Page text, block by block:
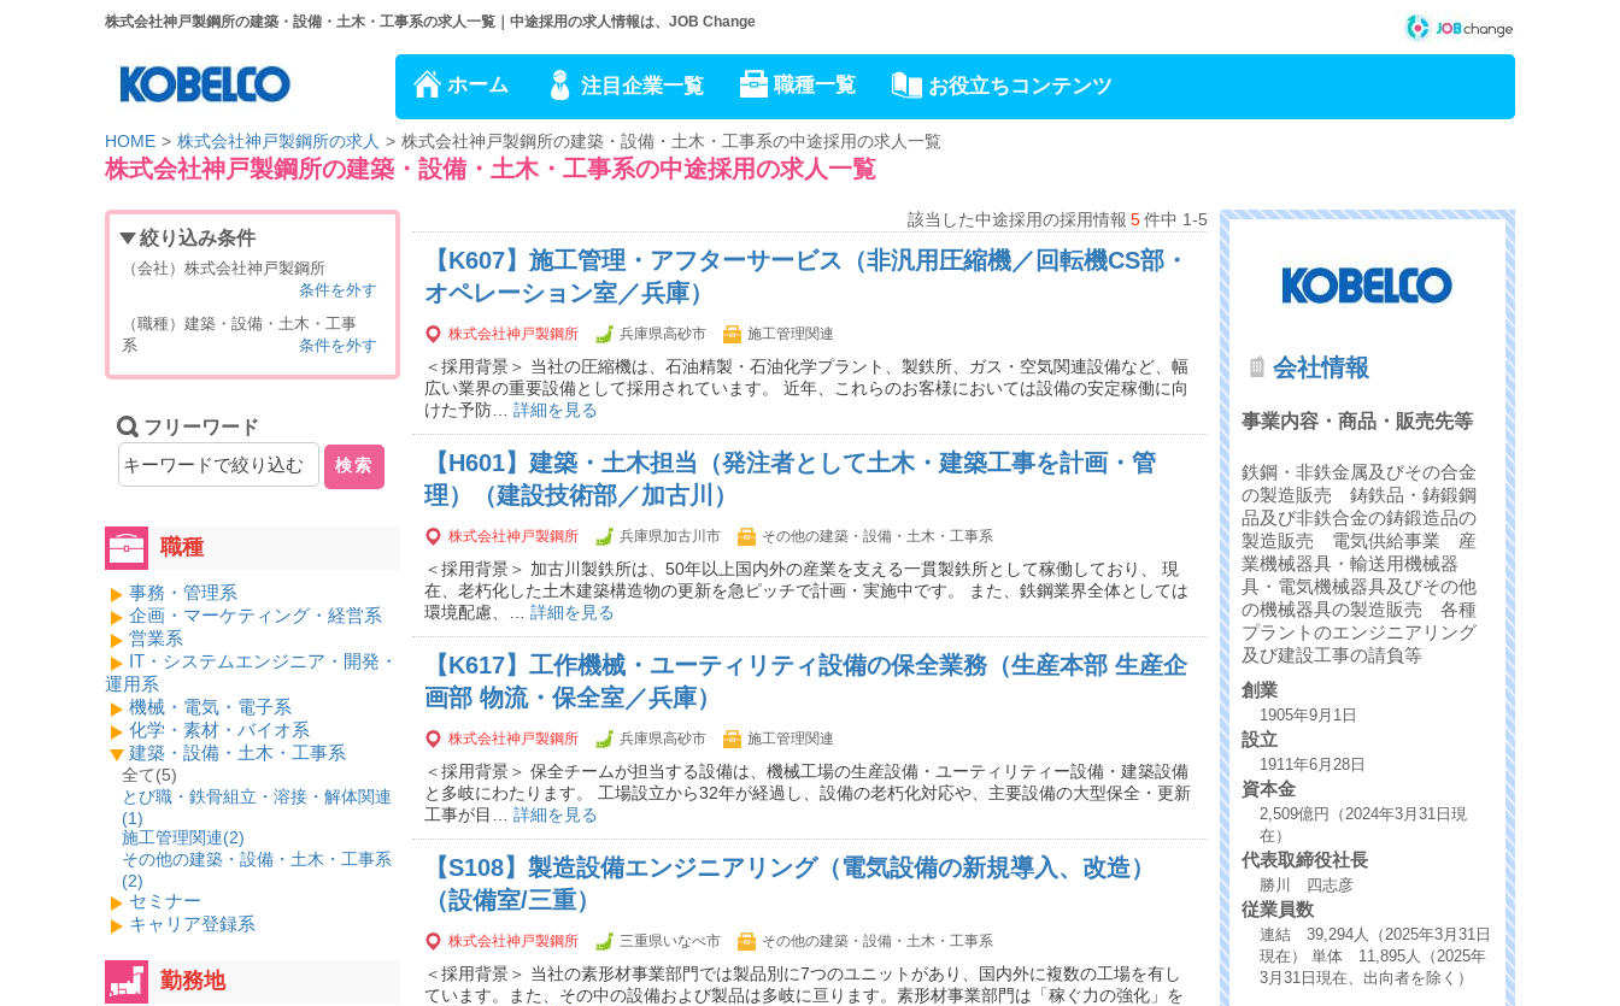
株式会社神戸製鋼所の建築・設備・土木・工事系の求人一覧｜中途採用の求人情報は、JOB Change
ホーム 注目企業一覧 職種一覧 お役立ちコンテンツ
HOME 株式会社神戸製鋼所の求人 株式会社神戸製鋼所の建築・設備・土木・工事系の中途採用の求人一覧
株式会社神戸製鋼所の建築・設備・土木・工事系の中途採用の求人一覧
該当した中途採用の採用情報 5件中 1-5
【K607】施工管理・アフターサービス（非汎用圧縮機／回転機CS部・
オペレーション室／兵庫）
株式会社神戸製鋼所 兵庫県高砂市 施工管理関連
＜採用背景＞ 当社の圧縮機は、石油精製・石油化学プラント、製鉄所、ガス・空気関連設備など、幅
広い業界の重要設備として採用されています。 近年、これらのお客様においては設備の安定稼働に向
けた予防… 詳細を見る
【H601】建築・土木担当（発注者として土木・建築工事を計画・管
理）（建設技術部／加古川）
株式会社神戸製鋼所 兵庫県加古川市 その他の建築・設備・土木・工事系
＜採用背景＞ 加古川製鉄所は、50年以上国内外の産業を支える一貫製鉄所として稼働しており、 現
在、老朽化した土木建築構造物の更新を急ピッチで計画・実施中です。 また、鉄鋼業界全体としては
環境配慮、… 詳細を見る
【K617】工作機械・ユーティリティ設備の保全業務（生産本部 生産企
画部 物流・保全室／兵庫）
株式会社神戸製鋼所 兵庫県高砂市 施工管理関連
＜採用背景＞ 保全チームが担当する設備は、機械工場の生産設備・ユーティリティー設備・建築設備
と多岐にわたります。 工場設立から32年が経過し、設備の老朽化対応や、主要設備の大型保全・更新
工事が目… 詳細を見る
【S108】製造設備エンジニアリング（電気設備の新規導入、改造）
（設備室/三重）
株式会社神戸製鋼所 三重県いなべ市 その他の建築・設備・土木・工事系
＜採用背景＞ 当社の素形材事業部門では製品別に7つのユニットがあり、国内外に複数の工場を有し
ています。また、その中の設備および製品は多岐に亘ります。素形材事業部門は「稼ぐ力の強化」を
絞り込み条件
（会社）株式会社神戸製鋼所
条件を外す
（職種）建築・設備・土木・工事
系
条件を外す
フリーワード
検索
職種
事務・管理系
企画・マーケティング・経営系
営業系
IT・システムエンジニア・開発・
運用系
機械・電気・電子系
化学・素材・バイオ系
建築・設備・土木・工事系
全て(5)
とび職・鉄骨組立・溶接・解体関連
(1)
施工管理関連(2)
その他の建築・設備・土木・工事系
(2)
セミナー
キャリア登録系
勤務地
会社情報
事業内容・商品・販売先等
鉄鋼・非鉄金属及びその合金
の製造販売 鋳鉄品・鋳鍛鋼
品及び非鉄合金の鋳鍛造品の
製造販売 電気供給事業 産
業機械器具・輸送用機械器
具・電気機械器具及びその他
の機械器具の製造販売 各種
プラントのエンジニアリング
及び建設工事の請負等
創業
1905年9月1日
設立
1911年6月28日
資本金
2,509億円（2024年3月31日現
在）
代表取締役社長
勝川 四志彦
従業員数
連結 39,294人（2025年3月31日
現在） 単体 11,895人（2025年
3月31日現在、出向者を除く）